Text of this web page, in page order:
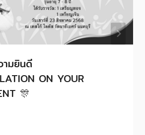
ามยินดี
ON YOUR
🎊